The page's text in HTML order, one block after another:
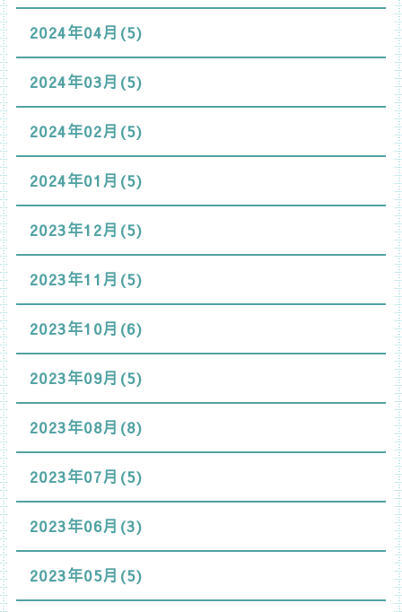
2024年04月(5)
2024年03月(5)
2024年02月(5)
2024年01月(5)
2023年12月(5)
2023年11月(5)
2023年10月(6)
2023年09月(5)
2023年08月(8)
2023年07月(5)
2023年06月(3)
2023年05月(5)